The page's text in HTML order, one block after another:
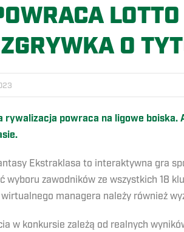
O
rywalizacja powraca na ligowe boiska.
Ekstraklasa to interaktywna gra
wyboru zawodników ze wszystkich 18
wirtualnego managera należy również
w konkursie zależą od realnych